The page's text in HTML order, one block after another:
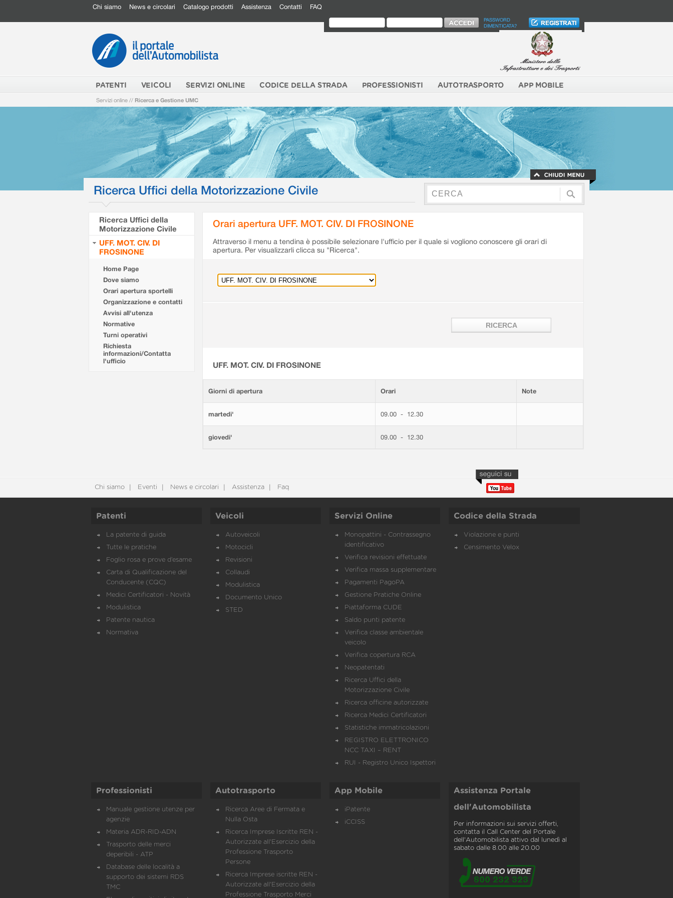
Chi siamo News e circolari Catalogo prodotti Assistenza Contatti FAQ
PASSWORD
DIMENTICATA?
PATENTI VEICOLI SERVIZI ONLINE CODICE DELLA STRADA PROFESSIONISTI AUTOTRASPORTO APP MOBILE
Servizi online // Ricerca e Gestione UMC
Ricerca Uffici della Motorizzazione Civile
Ricerca Uffici della
Motorizzazione Civile
UFF. MOT. CIV. DI
FROSINONE
Home Page
Dove siamo
Orari apertura sportelli
Organizzazione e contatti
Avvisi all'utenza
Normative
Turni operativi
Richiesta
informazioni/Contatta
l'ufficio
Orari apertura UFF. MOT. CIV. DI FROSINONE
Attraverso il menu a tendina è possibile selezionare l'ufficio per il quale si vogliono conoscere gli orari di
apertura. Per visualizzarli clicca su "Ricerca".
UFF. MOT. CIV. DI FROSINONE
Giorni di apertura Orari Note
martedi' 09.00 - 12.30
giovedi' 09.00 - 12.30
Chi siamo Eventi News e circolari Assistenza Faq
Patenti
La patente di guida
Tutte le pratiche
Foglio rosa e prove d’esame
Carta di Qualificazione del
Conducente (CQC)
Medici Certificatori - Novità
Modulistica
Patente nautica
Normativa
Veicoli
Autoveicoli
Motocicli
Revisioni
Collaudi
Modulistica
Documento Unico
STED
Servizi Online
Monopattini - Contrassegno
identificativo
Verifica revisioni effettuate
Verifica massa supplementare
Pagamenti PagoPA
Gestione Pratiche Online
Piattaforma CUDE
Saldo punti patente
Verifica classe ambientale
veicolo
Verifica copertura RCA
Neopatentati
Ricerca Uffici della
Motorizzazione Civile
Ricerca officine autorizzate
Ricerca Medici Certificatori
Statistiche immatricolazioni
REGISTRO ELETTRONICO
NCC TAXI – RENT
RUI - Registro Unico Ispettori
Codice della Strada
Violazione e punti
Censimento Velox
Professionisti
Manuale gestione utenze per
agenzie
Materia ADR-RID-ADN
Trasporto delle merci
deperibili - ATP
Database delle località a
supporto dei sistemi RDS
TMC
Autotrasporto
Ricerca Aree di Fermata e
Nulla Osta
Ricerca Imprese Iscritte REN -
Autorizzate all'Esercizio della
Professione Trasporto
Persone
Ricerca Imprese iscritte REN -
Autorizzate all'Esercizio della
Professione Trasporto Merci
App Mobile
iPatente
iCCISS
Assistenza Portale
dell'Automobilista
Per informazioni sui servizi offerti,
contatta il Call Center del Portale
dell'Automobilista attivo dal lunedì al
sabato dalle 8.00 alle 20.00